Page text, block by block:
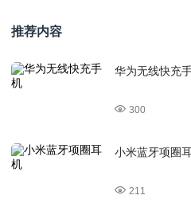
推荐内容
华为无线快充
300
小米蓝牙项圈
211